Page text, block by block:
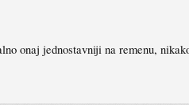
onaj jednostavniji na remenu,